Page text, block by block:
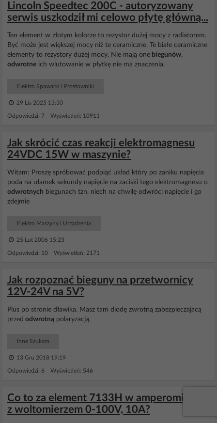
Lincoln Speedtec 200C - autoryzowany
serwis uszkodził mi celowo płytę główną...
Ten element w złotym kolorze to rezystor dużej mocy z radiatorem.
Być może jest większej mocy niż te ceramiczne. Te białe ceramiczne
elementy to rezystory dużej mocy. Nie mają one biegunów,
odwrotne ich wlutowanie w płytkę nie ma znaczenia.
Elektro Spawarki i Prostowniki
29 Lis 2025 13:30
Odpowiedzi: 7 Wyświetleń: 10911
Jak skrócić czas reakcji elektromagnesu
24VDC 15W w maszynie?
Witam: Proszę spróbować podpiąć układ który po zaniku napięcia
poda na ułamek sekundy napięcie na zaciski tego elektromagnesu o
odwrotnych biegunach tzn. niech na chwilę odwróci napięcie i go
zdejmie
Elektro Maszyny i Urządzenia
25 Lut 2006 15:23
Odpowiedzi: 10 Wyświetleń: 2171
Jak rozpoznać bieguny na przetwornicy
12V-24V na 5V?
Plus po stronie dławika. Masz tam diodę zwrotną zabezpieczajacą
przed odwrotną polaryzacją.
Inne Szukam
13 Gru 2018 19:19
Odpowiedzi: 6 Wyświetleń: 546
Co to za element 7133H w amperomierzu
z woltomierzem 0-100V, 10A?